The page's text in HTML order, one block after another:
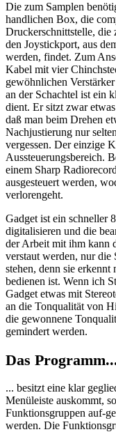
Die zum Samplen
handlichen Box, die
Druckerschnittstelle, die
den Joystickport, aus
werden, findet. Zum
Kabel mit vier
gewöhnlichen
an der Schachtel ist ein
dient. Er sitzt zwar
daß man beim Drehen
Nachjustierung nur
vergessen. Der einzige
Aussteuerungsbereich.
einem Sharp
ausgesteuert werden,
verlorengeht.
Gadget ist ein schneller
digitalisieren und die
der Arbeit mit ihm kann
verstaut werden, nur die
stehen, denn sie
bedienen ist. Wenn ich
Gadget etwas mit
an die Tonqualität von
die gewonnene
gemindert werden.
Das
... besitzt eine klar
Menüleiste auskommt,
Funktionsgruppen auf-
werden. Die